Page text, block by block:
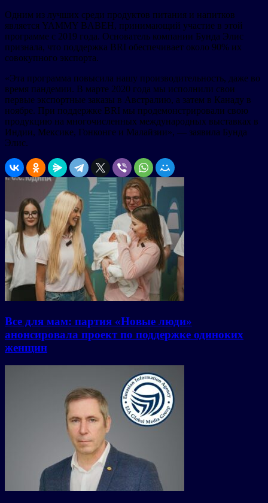
Одним из лучших среди продуктов питания и напитков
является YAMMY BABEH, принимающий участие в этой
программе с 2019 года. Основатель компании Бунда Элис
признала, что поддержка BRI обеспечивает около 90% их
совокупного экспорта.
«Эта программа повысила нашу производительность, даже во
время пандемии. В марте 2020 года мы исполнили свои
первые экспортные заказы в Австралию, а затем в Канаду в
ноябре. При поддержке BRI мы продемонстрировали свою
продукцию на многочисленных международных выставках в
Индии, Мексике, Гонконге и Малайзии», — заявила Бунда
Элис.
Все для мам: партия «Новые люди»
анонсировала проект по поддержке одиноких
женщин